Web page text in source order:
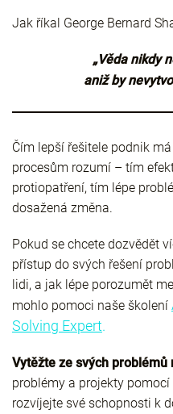
Jak říkal George Bernard
„Věda nikdy
aniž by
Čím lepší řešitele podnik
procesům rozumí – tím
protiopatření, tím lépe
dosažená změna.
Pokud se chcete dozvědět
přístup do svých řešení
lidi, a jak lépe porozumět
mohlo pomoci naše školení
Solving Expert.
Vytěžte ze svých problémů
problémy a projekty
rozvíjejte své schopnosti k